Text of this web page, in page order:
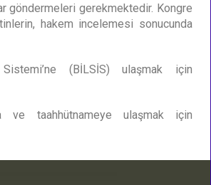
göndermeleri gerekmektedir. Kongre
hakem incelemesi sonucunda
(BİLSİS) ulaşmak için
ve taahhütnameye ulaşmak için